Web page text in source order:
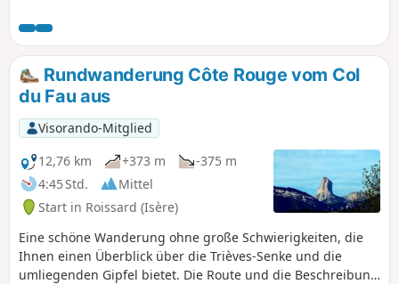
Bergwelt dieses Teils des Departements Isère, wenn Sie die
kleinen Weiler in Richtung Saint-Paul-lès-Monestier
durchqueren.
Rundwanderung Côte Rouge vom Col
du Fau aus
Visorando-Mitglied
12,76 km
+373 m
-375 m
4:45 Std.
Mittel
Start in Roissard (Isère)
Eine schöne Wanderung ohne große Schwierigkeiten, die
Ihnen einen Überblick über die Trièves-Senke und die
umliegenden Gipfel bietet. Die Route und die Beschreibung